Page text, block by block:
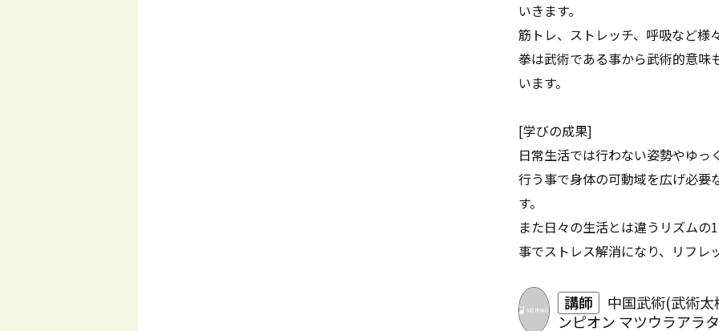
いきます。
筋トレ、ストレッチ、呼吸など様
拳は武術である事から武術的意味
います。
[学びの成果]
日常生活では行わない姿勢やゆっ
行う事で身体の可動域を広げ必要
す。
また日々の生活とは違うリズムの
事でストレス解消になり、リフレ
講師
中国武術(武術
ンピオン マツウラアラ